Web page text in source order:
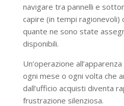
navigare tra pannelli e
capire (in tempi ragionevoli)
quante ne sono state
disponibili.
Un’operazione
ogni mese o ogni volta che
dall’ufficio acquisti diventa
frustrazione silenziosa.